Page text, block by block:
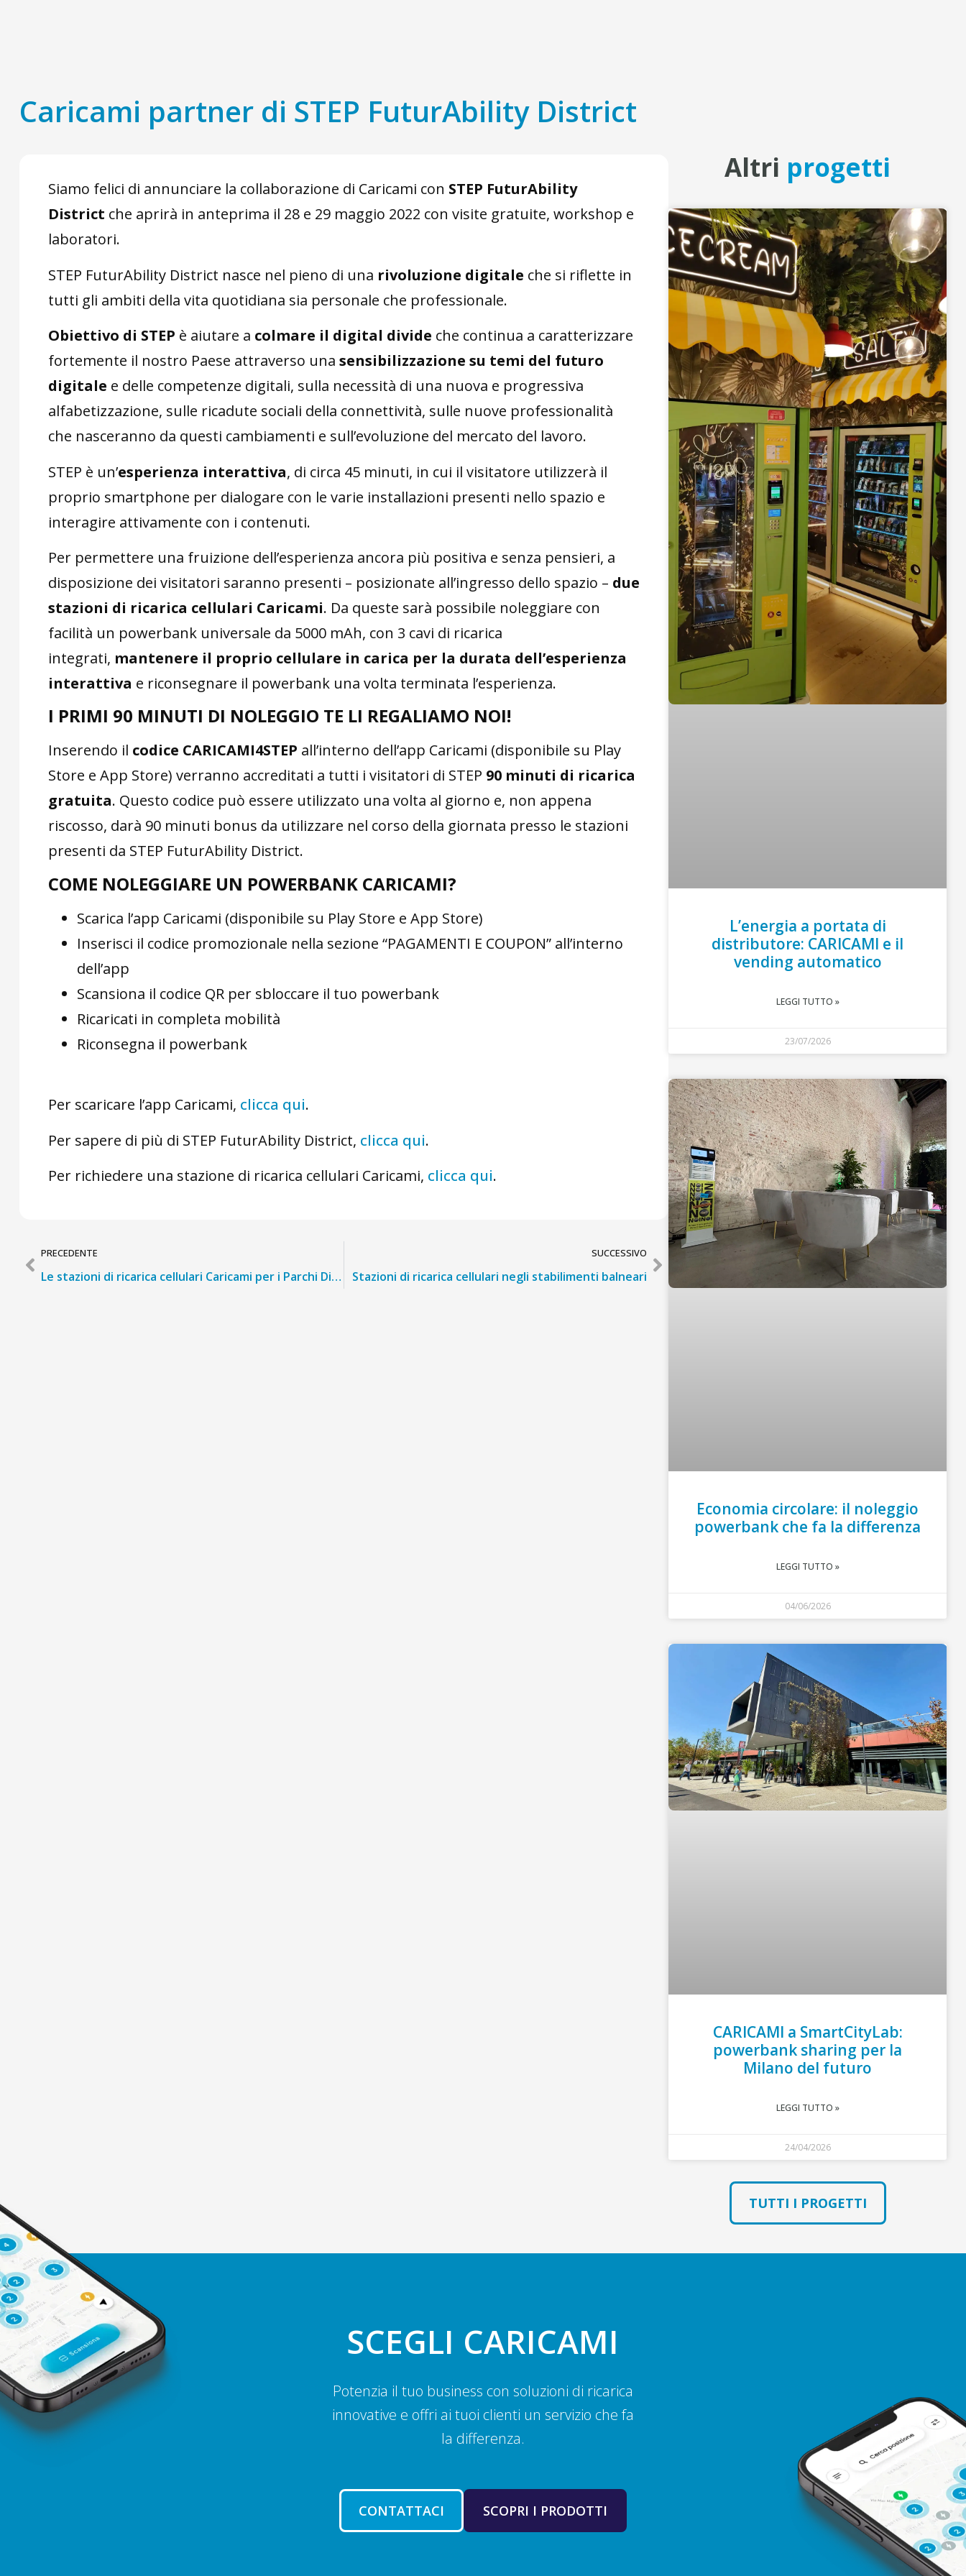
Caricami partner di STEP FuturAbility District
Siamo felici di annunciare la collaborazione di Caricami con STEP FuturAbility
District che aprirà in anteprima il 28 e 29 maggio 2022 con visite gratuite, workshop e
laboratori.
STEP FuturAbility District nasce nel pieno di una rivoluzione digitale che si riflette in
tutti gli ambiti della vita quotidiana sia personale che professionale.
Obiettivo di STEP è aiutare a colmare il digital divide che continua a caratterizzare
fortemente il nostro Paese attraverso una sensibilizzazione su temi del futuro
digitale e delle competenze digitali, sulla necessità di una nuova e progressiva
alfabetizzazione, sulle ricadute sociali della connettività, sulle nuove professionalità
che nasceranno da questi cambiamenti e sull’evoluzione del mercato del lavoro.
STEP è un’esperienza interattiva, di circa 45 minuti, in cui il visitatore utilizzerà il
proprio smartphone per dialogare con le varie installazioni presenti nello spazio e
interagire attivamente con i contenuti.
Per permettere una fruizione dell’esperienza ancora più positiva e senza pensieri, a
disposizione dei visitatori saranno presenti – posizionate all’ingresso dello spazio – due
stazioni di ricarica cellulari Caricami. Da queste sarà possibile noleggiare con
facilità un powerbank universale da 5000 mAh, con 3 cavi di ricarica
integrati, mantenere il proprio cellulare in carica per la durata dell’esperienza
interattiva e riconsegnare il powerbank una volta terminata l’esperienza.
I PRIMI 90 MINUTI DI NOLEGGIO TE LI REGALIAMO NOI!
Inserendo il codice CARICAMI4STEP all’interno dell’app Caricami (disponibile su Play
Store e App Store) verranno accreditati a tutti i visitatori di STEP 90 minuti di ricarica
gratuita. Questo codice può essere utilizzato una volta al giorno e, non appena
riscosso, darà 90 minuti bonus da utilizzare nel corso della giornata presso le stazioni
presenti da STEP FuturAbility District.
COME NOLEGGIARE UN POWERBANK CARICAMI?
Scarica l’app Caricami (disponibile su Play Store e App Store)
Inserisci il codice promozionale nella sezione “PAGAMENTI E COUPON” all’interno
dell’app
Scansiona il codice QR per sbloccare il tuo powerbank
Ricaricati in completa mobilità
Riconsegna il powerbank
Per scaricare l’app Caricami, clicca qui.
Per sapere di più di STEP FuturAbility District, clicca qui.
Per richiedere una stazione di ricarica cellulari Caricami, clicca qui.
PRECEDENTE
Le stazioni di ricarica cellulari Caricami per i Parchi Divertimento
SUCCESSIVO
Stazioni di ricarica cellulari negli stabilimenti balneari
Altri progetti
L’energia a portata di
distributore: CARICAMI e il
vending automatico
LEGGI TUTTO »
23/07/2026
Economia circolare: il noleggio
powerbank che fa la differenza
LEGGI TUTTO »
04/06/2026
CARICAMI a SmartCityLab:
powerbank sharing per la
Milano del futuro
LEGGI TUTTO »
24/04/2026
TUTTI I PROGETTI
SCEGLI CARICAMI
Potenzia il tuo business con soluzioni di ricarica
innovative e offri ai tuoi clienti un servizio che fa
la differenza.
CONTATTACI SCOPRI I PRODOTTI